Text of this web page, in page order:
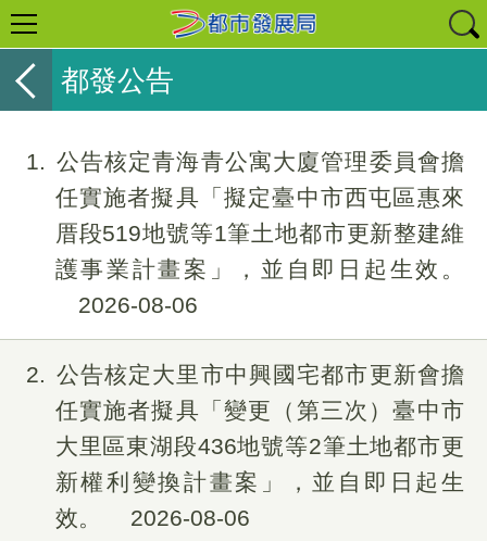
都發公告
1
公告核定青海青公寓大廈管理委員會擔
任實施者擬具「擬定臺中市西屯區惠來
厝段519地號等1筆土地都市更新整建維
護事業計畫案」，並自即日起生效。
2026-08-06
2
公告核定大里市中興國宅都市更新會擔
任實施者擬具「變更（第三次）臺中市
大里區東湖段436地號等2筆土地都市更
新權利變換計畫案」，並自即日起生
效。
2026-08-06